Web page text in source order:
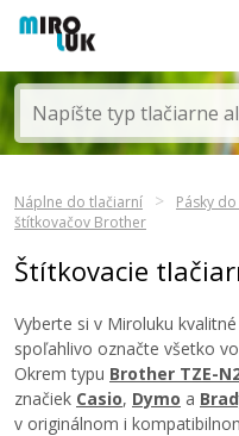
Náplne do tlačiarní Pásky
štítkovačov Brother
Štítkovacie
Vyberte si v Miroluku kvalitné
spoľahlivo označte všetko
Okrem typu Brother TZE-
značiek Casio, Dymo a
v originálnom i